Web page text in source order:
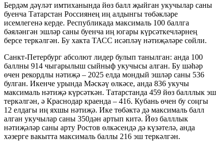
Бердәм дәүләт имтиханында йөз балл җыйган укучылар саны
буенча Татарстан Россиянең иң алдынгы төбәкләре
исемлегенә керде. Республикада максималь 100 баллга
бәяләнгән эшләр саны буенча иң югары күрсәткечләрнең
берсе теркәлгән. Бу хакта ТАСС исәпләү нәтиҗәләре сөйли.
Санкт-Петербург абсолют лидер булып танылган: анда 100
баллны 914 чыгарылыш сыйныф укучысы алган. Бу шәһәр
өчен рекордлы нәтиҗә – 2025 елда мондый эшләр саны 536
булган. Икенче урында Мәскәү өлкәсе, анда 836 укучы
максималь нәтиҗә күрсәткән. Татарстанда 459 йөз балллык эш
теркәлгән, ә Краснодар краенда – 416. Кубань өчен бу соңгы
12 елдагы иң яхшы нәтиҗә. Ике төбәктә дә максималь балл
алган укучылар саны 350дән артып китә. Йөз балллык
нәтиҗәләр саны арту Ростов өлкәсендә дә күзәтелә, анда
хәзерге вакытта максималь баллы 216 эш теркәлгән.